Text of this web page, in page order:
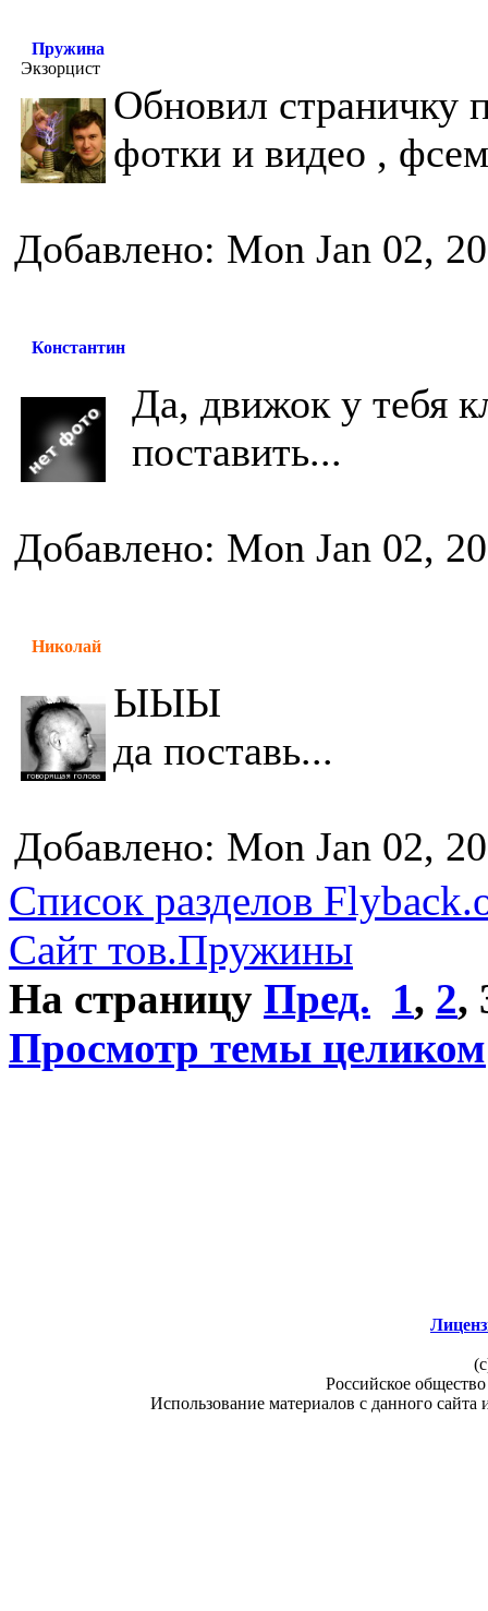
Пружина
Экзорцист
Обновил страничку
фотки и видео ,
Добавлено: Mon Jan 02,
Константин
Да, движок у тебя
поставить...
Добавлено: Mon Jan 02,
Николай
ЫЫЫ
да поставь...
Добавлено: Mon Jan 02,
Список разделов
Сайт тов.Пружины
На страницу Пред. 1, 2,
Просмотр темы целиком
Российское
Использование материалов с данного